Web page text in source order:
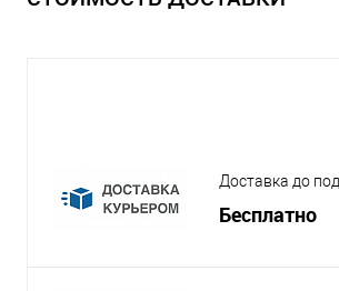
Доставка до
Бесплатно